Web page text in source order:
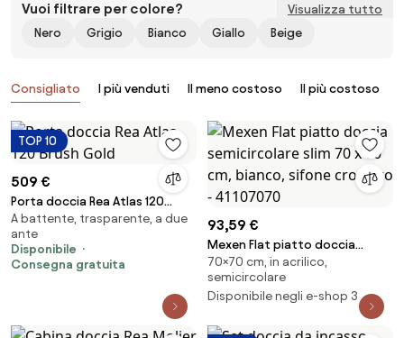
Vuoi filtrare per colore?
Visualizza tutto
Nero
Grigio Bianco Giallo Beige
Prodotti
Consigliato I più venduti Il meno costoso Il più costoso
TOP 10
509 €
Porta doccia Rea Atlas 120
Brush Gold
A battente, trasparente, a due
ante
Disponibile
Consegna gratuita
93,59 €
Mexen Flat piatto doccia
semicircolare slim 70 x 70 cm,
bianco, sifone cromato -
41107070
70×70 cm, in acrilico,
semicircolare
Disponibile negli e-shop 3